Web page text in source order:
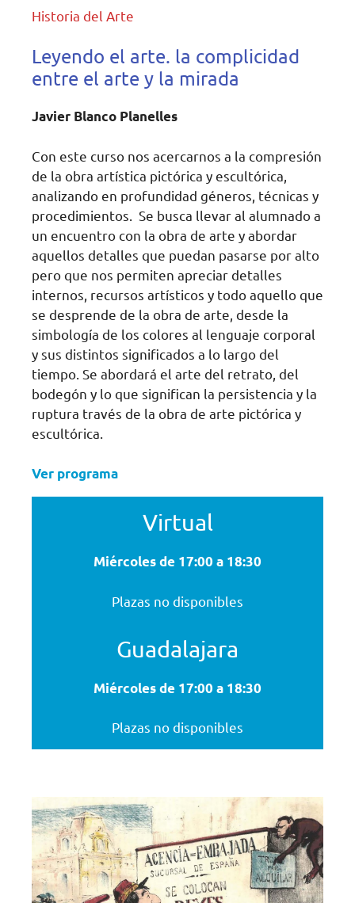
Historia del Arte
Leyendo el arte. la complicidad
entre el arte y la mirada
Javier Blanco Planelles
Con este curso nos acercarnos a la compresión
de la obra artística pictórica y escultórica,
analizando en profundidad géneros, técnicas y
procedimientos. Se busca llevar al alumnado a
un encuentro con la obra de arte y abordar
aquellos detalles que puedan pasarse por alto
pero que nos permiten apreciar detalles
internos, recursos artísticos y todo aquello que
se desprende de la obra de arte, desde la
simbología de los colores al lenguaje corporal
y sus distintos significados a lo largo del
tiempo. Se abordará el arte del retrato, del
bodegón y lo que significan la persistencia y la
ruptura través de la obra de arte pictórica y
escultórica.
Ver programa
Virtual
Miércoles de 17:00 a 18:30
Plazas no disponibles
Guadalajara
Miércoles de 17:00 a 18:30
Plazas no disponibles